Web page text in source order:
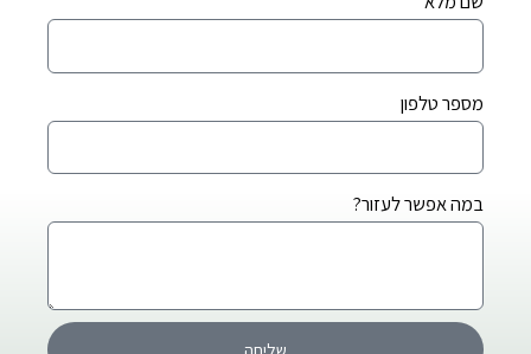
מספר טלפון
במה אפשר לעזור?